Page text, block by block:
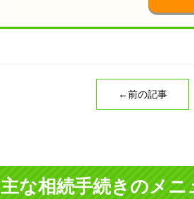
←前の記事
主な相続手続きのメニ